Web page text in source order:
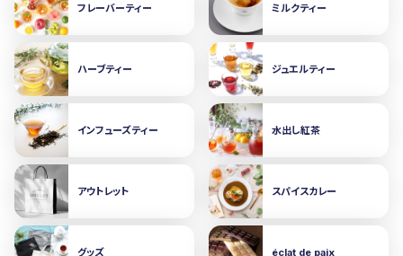
フレーバーティー ミルクティー
ハーブティー ジュエルティー
インフューズティー 水出し紅茶
アウトレット スパイスカレー
グッズ éclat de paix